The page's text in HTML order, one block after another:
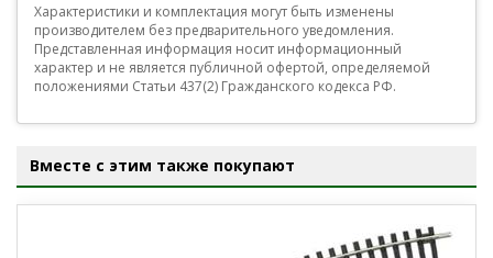
Характеристики и комплектация могут быть изменены
производителем без предварительного уведомления.
Представленная информация носит информационный
характер и не является публичной офертой, определяемой
положениями Статьи 437(2) Гражданского кодекса РФ.
Вместе с этим также покупают